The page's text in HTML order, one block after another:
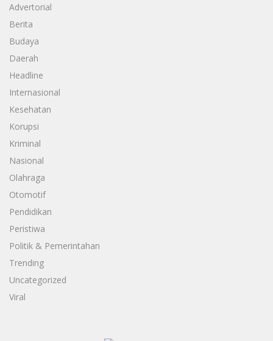
Advertorial
Berita
Budaya
Daerah
Headline
Internasional
Kesehatan
Korupsi
Kriminal
Nasional
Olahraga
Otomotif
Pendidikan
Peristiwa
Politik & Pemerintahan
Trending
Uncategorized
Viral